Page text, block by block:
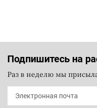
Подпишитесь на
Раз в неделю мы